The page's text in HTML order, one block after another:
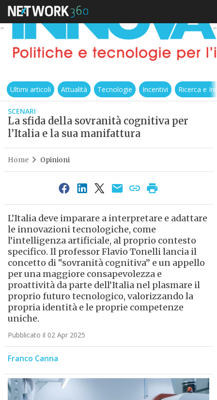
Ultimi articoli Attualità Tecnologie Incentivi Ricerca e
SCENARI
La sfida della sovranità cognitiva per
l’Italia e la sua manifattura
Home Opinioni
L’Italia deve imparare a interpretare e adattare
le innovazioni tecnologiche, come
l’intelligenza artificiale, al proprio contesto
specifico. Il professor Flavio Tonelli lancia il
concetto di “sovranità cognitiva” e un appello
per una maggiore consapevolezza e
proattività da parte dell’Italia nel plasmare il
proprio futuro tecnologico, valorizzando la
propria identità e le proprie competenze
uniche.
Pubblicato il 02 Apr 2025
Franco Canna